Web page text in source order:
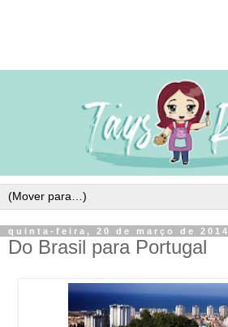
quinta-feira, 20 de março de 2014
Do Brasil para Portugal